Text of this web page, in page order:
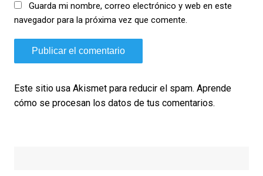
Guarda mi nombre, correo electrónico y web en este
navegador para la próxima vez que comente.
Este sitio usa Akismet para reducir el spam. Aprende
cómo se procesan los datos de tus comentarios.